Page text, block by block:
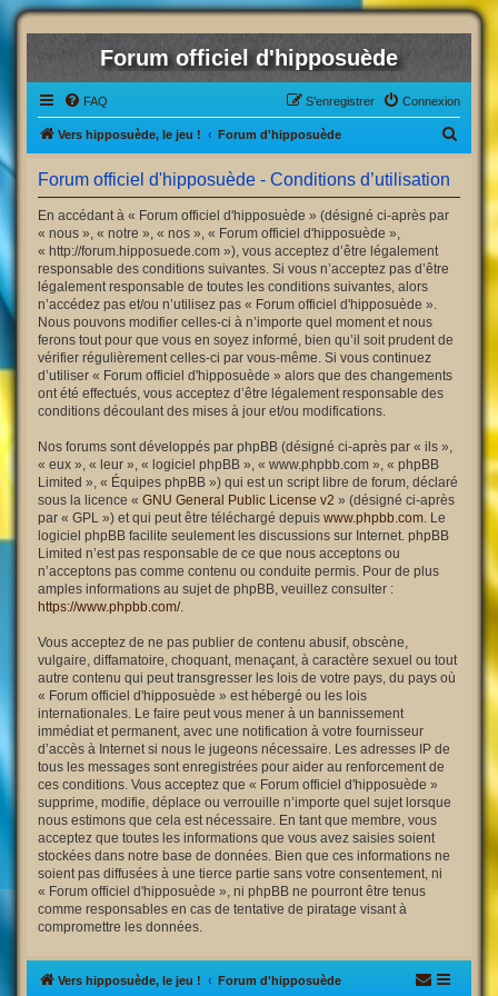
Forum officiel d'hipposuède
FAQ Connexion
S’enregistrer
Vers hipposuède, le jeu ! Forum d'hipposuède
Forum officiel d'hipposuède - Conditions d’utilisation
En accédant à « Forum officiel d'hipposuède » (désigné ci-après par
« nous », « notre », « nos », « Forum officiel d'hipposuède »,
« http://forum.hipposuede.com »), vous acceptez d’être légalement
responsable des conditions suivantes. Si vous n’acceptez pas d’être
légalement responsable de toutes les conditions suivantes, alors
n’accédez pas et/ou n’utilisez pas « Forum officiel d'hipposuède ».
Nous pouvons modifier celles-ci à n’importe quel moment et nous
ferons tout pour que vous en soyez informé, bien qu’il soit prudent de
vérifier régulièrement celles-ci par vous-même. Si vous continuez
d’utiliser « Forum officiel d'hipposuède » alors que des changements
ont été effectués, vous acceptez d’être légalement responsable des
conditions découlant des mises à jour et/ou modifications.
Nos forums sont développés par phpBB (désigné ci-après par « ils »,
« eux », « leur », « logiciel phpBB », « www.phpbb.com », « phpBB
Limited », « Équipes phpBB ») qui est un script libre de forum, déclaré
sous la licence « GNU General Public License v2 » (désigné ci-après
par « GPL ») et qui peut être téléchargé depuis www.phpbb.com. Le
logiciel phpBB facilite seulement les discussions sur Internet. phpBB
Limited n’est pas responsable de ce que nous acceptons ou
n’acceptons pas comme contenu ou conduite permis. Pour de plus
amples informations au sujet de phpBB, veuillez consulter :
https://www.phpbb.com/.
Vous acceptez de ne pas publier de contenu abusif, obscène,
vulgaire, diffamatoire, choquant, menaçant, à caractère sexuel ou tout
autre contenu qui peut transgresser les lois de votre pays, du pays où
« Forum officiel d'hipposuède » est hébergé ou les lois
internationales. Le faire peut vous mener à un bannissement
immédiat et permanent, avec une notification à votre fournisseur
d’accès à Internet si nous le jugeons nécessaire. Les adresses IP de
tous les messages sont enregistrées pour aider au renforcement de
ces conditions. Vous acceptez que « Forum officiel d'hipposuède »
supprime, modifie, déplace ou verrouille n’importe quel sujet lorsque
nous estimons que cela est nécessaire. En tant que membre, vous
acceptez que toutes les informations que vous avez saisies soient
stockées dans notre base de données. Bien que ces informations ne
soient pas diffusées à une tierce partie sans votre consentement, ni
« Forum officiel d'hipposuède », ni phpBB ne pourront être tenus
comme responsables en cas de tentative de piratage visant à
compromettre les données.
Vers hipposuède, le jeu ! Forum d'hipposuède